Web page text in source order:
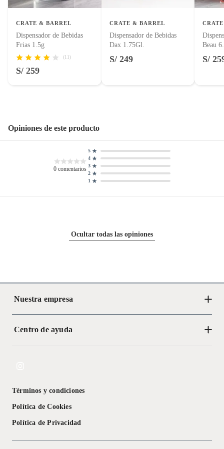
Productos que hayan sido previamente instalados.
Baterías de auto.
Motocicletas y bicicletas motorizadas.
Licores y cigarros electrónicos.
CRATE & BARREL
Dispensador de Bebidas
Frias 1.5g
(11)
S/ 259
CRATE & BARREL
Dispensador de Bebidas
Dax 1.75Gl.
S/ 249
Beau
S/
Opiniones de este producto
0 comentarios
1
2
3
4
5
Ocultar todas las opiniones
Nuestra empresa
Acerca de Crate
Centro de ayuda
Textos Legales
Términos y condiciones
Política de Cookies
Política de Privacidad